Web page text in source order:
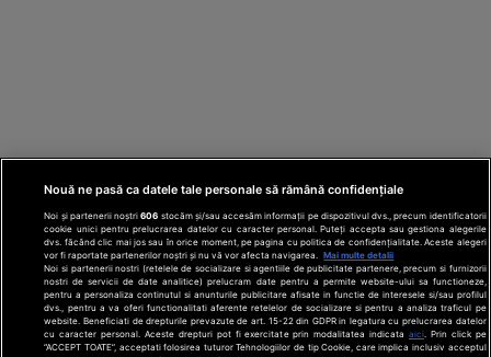
Din rețeaua Adevărul Holding:Adevarul.ro
Click.roClickPoftaBuna.roClickSanatate.ro
ClickPentruFemei.roDilemaVeche.ro
OkMagazine.roHistoria.ro
Nouă ne pasă ca datele tale personale să rămână confidențiale
Noi și partenerii noștri606 stocăm și/sau accesăm informații pe dispozitivul dvs., precum identificatorii
cookie unici pentru prelucrarea datelor cu caracter personal. Puteți accepta sau gestiona alegerile
dvs. făcând clic mai jos sau în orice moment, pe pagina cu politica de confidențialitate. Aceste alegeri
vor fi raportate partenerilor noștri și nu vă vor afecta navigarea.
Mai multe detalii
Noi si partenerii nostri (retelele de socializare si agentiile de publicitate partenere, precum si furnizorii
nostri de servicii de date analitice) prelucram date pentru a permite website-ului sa functioneze,
pentru a personaliza continutul si anunturile publicitare afisate in functie de interesele si/sau profilul
dvs., pentru a va oferi functionalitati aferente retelelor de socializare si pentru a analiza traficul pe
website. Beneficiati de drepturile prevazute de art. 15-22 din GDPR in legatura cu prelucrarea datelor
cu caracter personal. Aceste drepturi pot fi exercitate prin modalitatea indicata aici. Prin click pe
“ACCEPT TOATE”, acceptati folosirea tuturor Tehnologiilor de tip Cookie, care implica inclusiv acceptul